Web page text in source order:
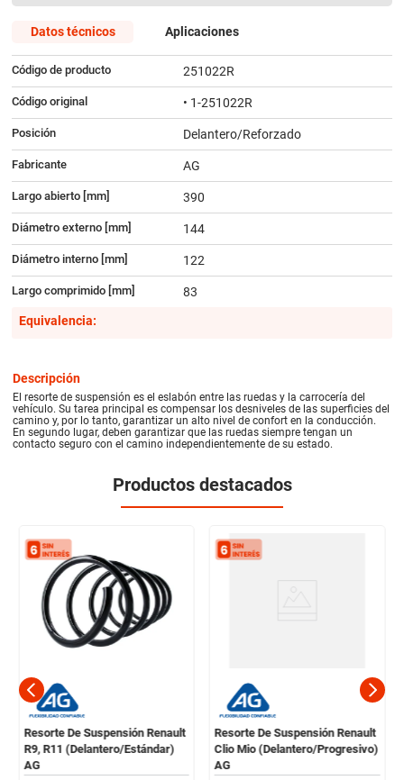
Datos técnicos Aplicaciones
Código de producto 251022R
Código original • 1-251022R
Posición Delantero/Reforzado
Fabricante AG
Largo abierto [mm] 390
Diámetro externo [mm] 144
Diámetro interno [mm] 122
Largo comprimido [mm]
83
Equivalencia:
Descripción
El resorte de suspensión es el eslabón entre las ruedas y la carrocería del
vehículo. Su tarea principal es compensar los desniveles de las superficies del
camino y, por lo tanto, garantizar un alto nivel de confort en la conducción.
En segundo lugar, deben garantizar que las ruedas siempre tengan un
contacto seguro con el camino independientemente de su estado.
Productos destacados
Resorte De Suspensión Renault
R9, R11 (Delantero/Estándar)
AG
Resorte De Suspensión Renault
Clio Mio (Delantero/Progresivo)
AG